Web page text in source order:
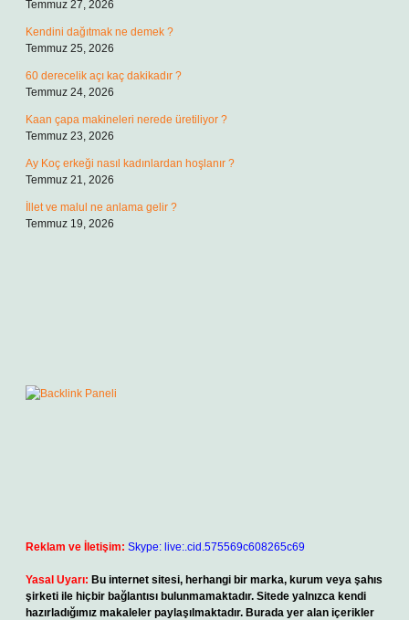
Temmuz 27, 2026
Kendini dağıtmak ne demek ?
Temmuz 25, 2026
60 derecelik açı kaç dakikadır ?
Temmuz 24, 2026
Kaan çapa makineleri nerede üretiliyor ?
Temmuz 23, 2026
Ay Koç erkeği nasıl kadınlardan hoşlanır ?
Temmuz 21, 2026
İllet ve malul ne anlama gelir ?
Temmuz 19, 2026
Reklam ve İletişim: Skype: live:.cid.575569c608265c69
Yasal Uyarı: Bu internet sitesi, herhangi bir marka, kurum veya şahıs
şirketi ile hiçbir bağlantısı bulunmamaktadır. Sitede yalnızca kendi
hazırladığımız makaleler paylaşılmaktadır. Burada yer alan içerikler